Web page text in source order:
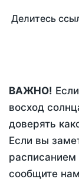
Делитесь
ВАЖНО!
восход
доверять
Если вы
сообщите